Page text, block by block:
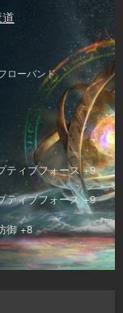
ローバンド
ティブフォース +9
ティブフォース +9
御 +8